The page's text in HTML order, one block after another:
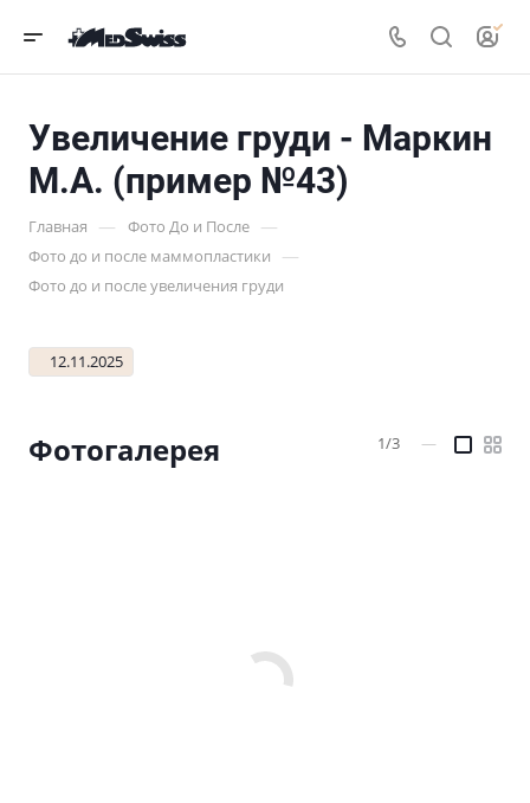
Увеличение груди - Маркин
М.А. (пример №43)
Главная — Фото До и После —
Фото до и после маммопластики —
Фото до и после увеличения груди
12.11.2025
Фотогалерея 1/3 —